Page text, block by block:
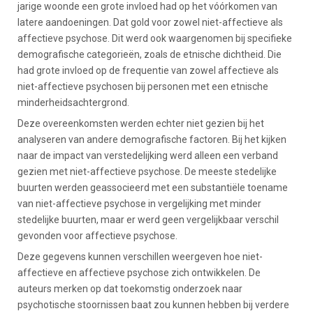
jarige woonde een grote invloed had op het vóórkomen van
latere aandoeningen. Dat gold voor zowel niet-affectieve als
affectieve psychose. Dit werd ook waargenomen bij specifieke
demografische categorieën, zoals de etnische dichtheid. Die
had grote invloed op de frequentie van zowel affectieve als
niet-affectieve psychosen bij personen met een etnische
minderheidsachtergrond.
Deze overeenkomsten werden echter niet gezien bij het
analyseren van andere demografische factoren. Bij het kijken
naar de impact van verstedelijking werd alleen een verband
gezien met niet-affectieve psychose. De meeste stedelijke
buurten werden geassocieerd met een substantiële toename
van niet-affectieve psychose in vergelijking met minder
stedelijke buurten, maar er werd geen vergelijkbaar verschil
gevonden voor affectieve psychose.
Deze gegevens kunnen verschillen weergeven hoe niet-
affectieve en affectieve psychose zich ontwikkelen. De
auteurs merken op dat toekomstig onderzoek naar
psychotische stoornissen baat zou kunnen hebben bij verdere